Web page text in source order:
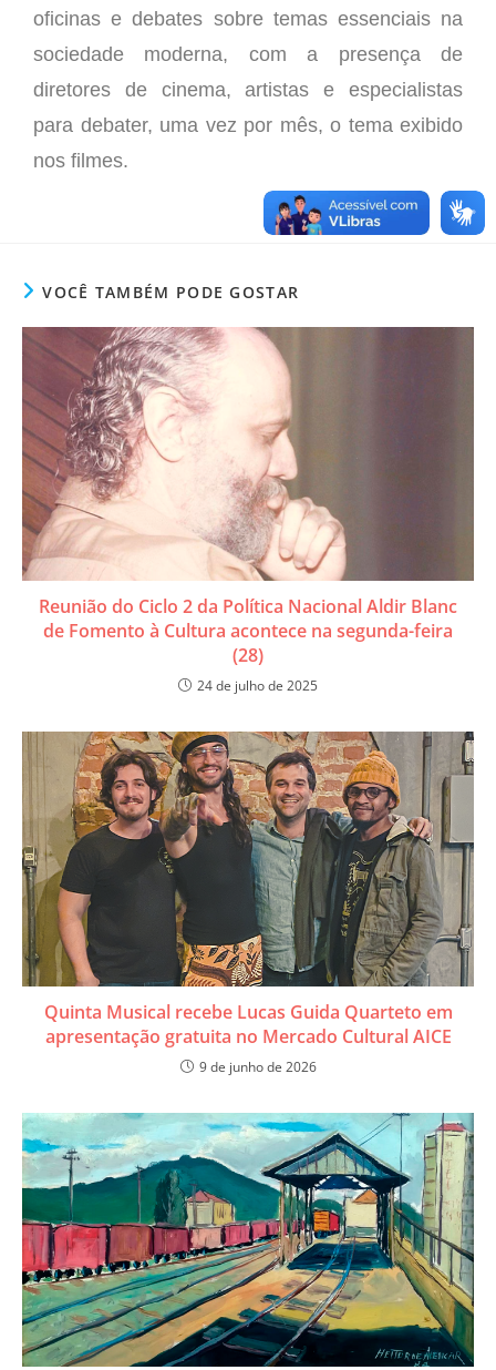
oficinas e debates sobre temas essenciais na
sociedade moderna, com a presença de
diretores de cinema, artistas e especialistas
para debater, uma vez por mês, o tema exibido
nos filmes.
VOCÊ TAMBÉM PODE GOSTAR
Reunião do Ciclo 2 da Política Nacional Aldir Blanc
de Fomento à Cultura acontece na segunda-feira
(28)
24 de julho de 2025
​Quinta Musical recebe Lucas Guida Quarteto em
apresentação gratuita no Mercado Cultural AICE
9 de junho de 2026